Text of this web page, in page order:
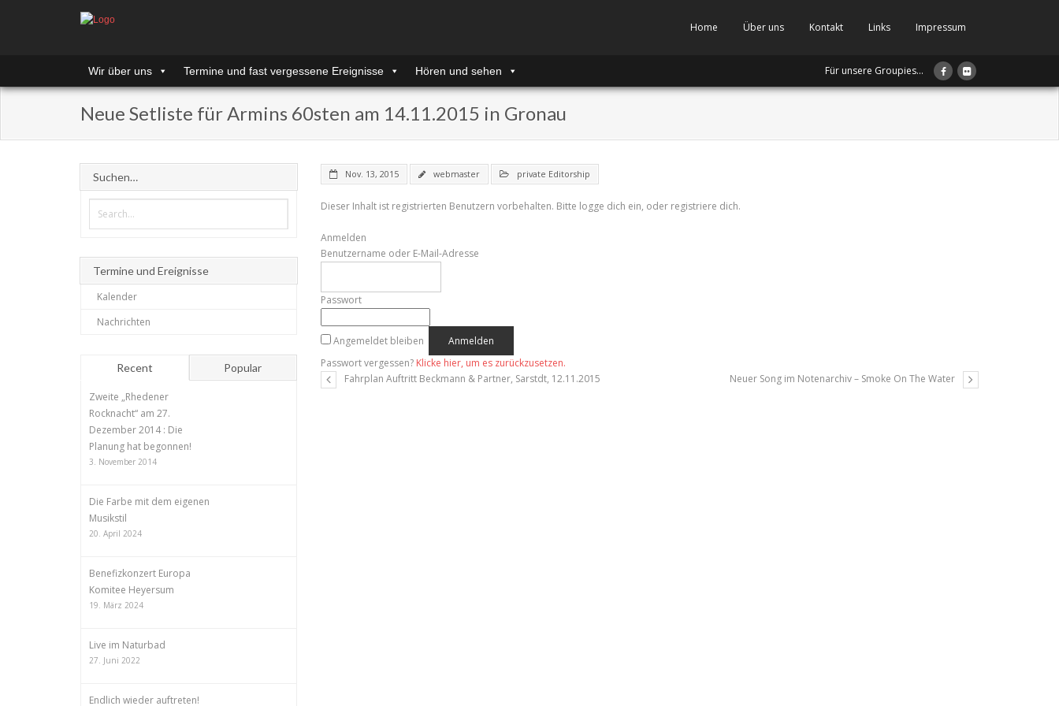
Home Über uns Kontakt Links Impressum
Wir über uns Termine und fast vergessene Ereignisse Hören und sehen Für unsere Groupies...
Neue Setliste für Armins 60sten am 14.11.2015 in Gronau
Nov. 13, 2015 webmaster private Editorship
Dieser Inhalt ist registrierten Benutzern vorbehalten. Bitte logge dich ein, oder registriere dich.
Anmelden
Benutzername oder E-Mail-Adresse
Passwort
Angemeldet bleiben
Passwort vergessen? Klicke hier, um es zurückzusetzen.
Fahrplan Auftritt Beckmann & Partner, Sarstdt, 12.11.2015
Neuer Song im Notenarchiv – Smoke On The Water
Suchen…
Termine und Ereignisse
Kalender
Nachrichten
Recent Popular
Zweite „Rhedener
Rocknacht“ am 27.
Dezember 2014 : Die
Planung hat begonnen!
3. November 2014
Die Farbe mit dem eigenen
Musikstil
20. April 2024
Benefizkonzert Europa
Komitee Heyersum
19. März 2024
Live im Naturbad
27. Juni 2022
Endlich wieder auftreten!